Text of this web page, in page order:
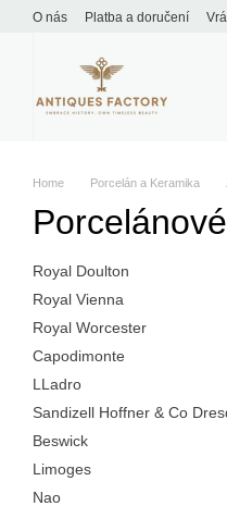
Перейти к основному
O nás Platba a doručení
Home Porcelán a Keramika
Royal Doulton
Royal Vienna
Royal Worcester
Capodimonte
LLadro
Sandizell Hoffner & Co
Beswick
Limoges
Nao